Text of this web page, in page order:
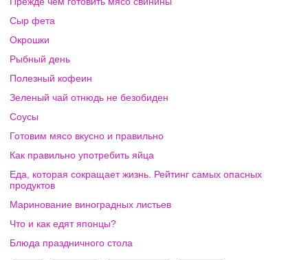
Сыр фета
Окрошки
Рыбный день
Полезный кофеин
Зеленый чай отнюдь не безобиден
Соусы
Готовим мясо вкусно и правильно
Как правильно употребить яйца
Еда, которая сокращает жизнь. Рейтинг самых опасных
продуктов
Маринование виноградных листьев
Что и как едят японцы?
Блюда праздничного стола